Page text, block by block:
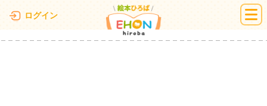
ログイン 絵本ひろば